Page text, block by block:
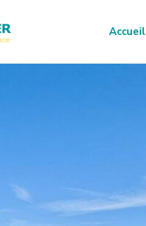
Accueil